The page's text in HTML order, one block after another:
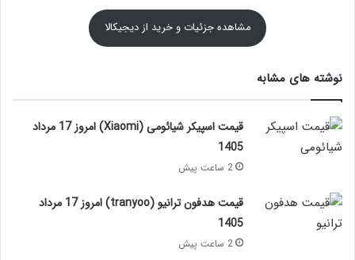
مشاهده جزئیات و خرید از دیجیکالا
نوشته های مشابه
قیمت اسپیکر شیائومی (Xiaomi) امروز 17 مرداد
1405
2 ساعت پیش
قیمت هدفون ترانیو (tranyoo) امروز 17 مرداد
1405
2 ساعت پیش